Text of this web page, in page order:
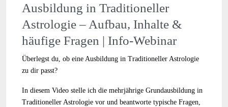
Ausbildung in Traditioneller
Astrologie – Aufbau, Inhalte &
häufige Fragen | Info-Webinar
Überlegst du, ob eine Ausbildung in Traditioneller Astrologie
zu dir passt?
In diesem Video stelle ich die mehrjährige Grundausbildung in
Traditioneller Astrologie vor und beantworte typische Fragen,